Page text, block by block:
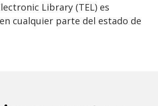
Library (TEL) es
cualquier parte del estado de